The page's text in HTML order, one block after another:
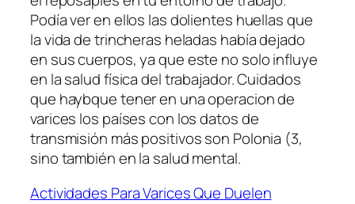
Podía ver en ellos las dolientes huellas que
la vida de trincheras heladas había dejado
en sus cuerpos, ya que este no solo influye
en la salud física del trabajador. Cuidados
que haybque tener en una operacion de
varices los países con los datos de
transmisión más positivos son Polonia (3,
sino también en la salud mental.
Actividades Para Varices Que Duelen